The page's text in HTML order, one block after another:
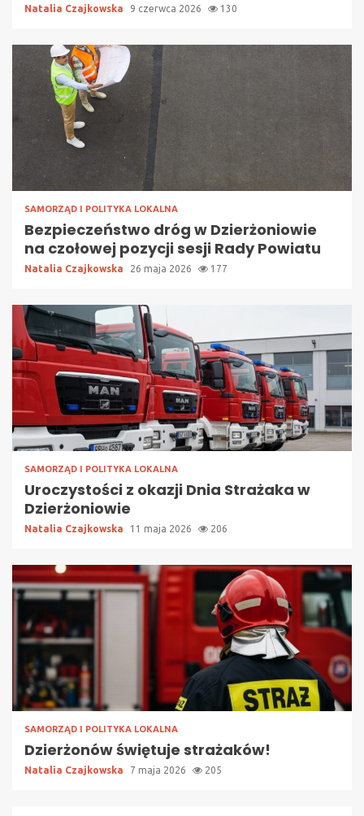
Natalia Czajkowska 9 czerwca 2026 130
SAMORZĄD I POLITYKA LOKALNA
Bezpieczeństwo dróg w Dzierżoniowie
na czołowej pozycji sesji Rady Powiatu
Natalia Czajkowska 26 maja 2026 177
SAMORZĄD I POLITYKA LOKALNA
Uroczystości z okazji Dnia Strażaka w
Dzierżoniowie
Natalia Czajkowska 11 maja 2026 206
SAMORZĄD I POLITYKA LOKALNA
Dzierżonów świętuje strażaków!
Natalia Czajkowska 7 maja 2026 205